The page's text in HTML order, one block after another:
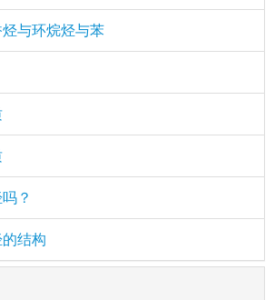
与环烷烃与苯
？
结构